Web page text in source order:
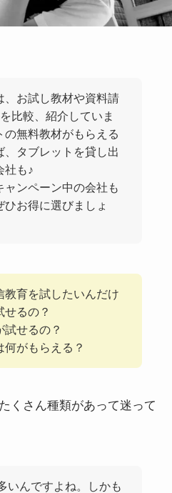
、お試し教材や資料請
比較、紹介していま
の無料教材がもらえる
、タブレットを貸し出
社も♪
ャンペーン中の会社も
ひお得に選びましょ
教育を試したいんだけ
せるの？
試せるの？
何がもらえる？
くさん種類があって迷って
いんですよね。しかも